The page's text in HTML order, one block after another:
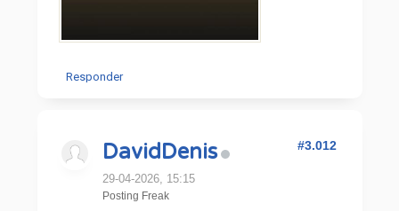
Responder
DavidDenis
29-04-2026, 15:15
Posting Freak
#3.012